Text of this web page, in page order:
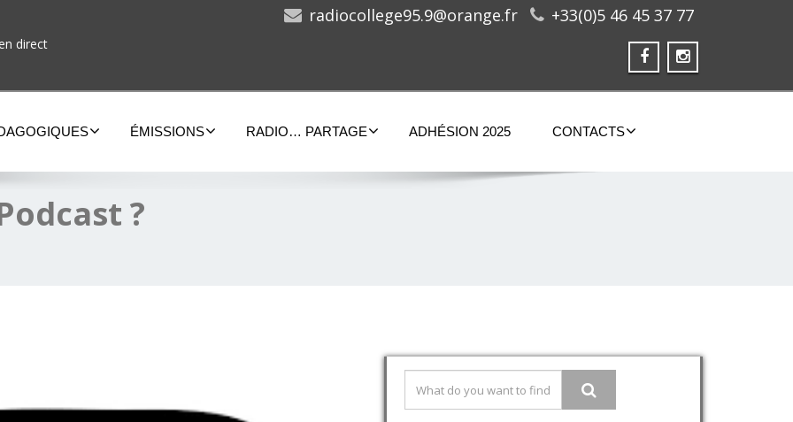
direct
radiocollege95.9@orange.fr +33(0)5 46 45 37 77
ÉMISSIONS RADIO… PARTAGE ADHÉSION 2025 CONTACTS
?